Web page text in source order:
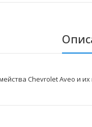
Chevrolet Aveo и